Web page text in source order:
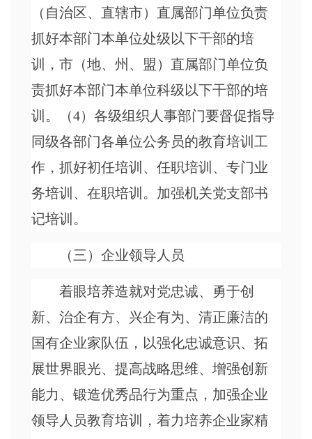
（自治区、直辖市）直属部门单位负责
抓好本部门本单位处级以下干部的培
训，市（地、州、盟）直属部门单位负
责抓好本部门本单位科级以下干部的培
训。（4）各级组织人事部门要督促指导
同级各部门各单位公务员的教育培训工
作，抓好初任培训、任职培训、专门业
务培训、在职培训。加强机关党支部书
记培训。
（三）企业领导人员
着眼培养造就对党忠诚、勇于创
新、治企有方、兴企有为、清正廉洁的
国有企业家队伍，以强化忠诚意识、拓
展世界眼光、提高战略思维、增强创新
能力、锻造优秀品行为重点，加强企业
领导人员教育培训，着力培养企业家精